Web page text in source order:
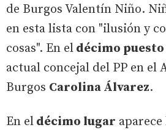
de Burgos Valentín Niño.
en esta lista con "ilusión y
cosas". En el décimo puesto
actual concejal del PP en el
Burgos Carolina Álvarez.
En el décimo lugar